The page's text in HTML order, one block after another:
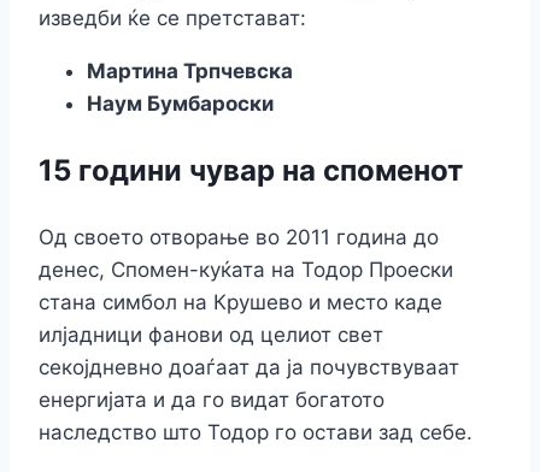
изведби ќе се претстават:
Мартина Трпчевска
Наум Бумбароски
15 години чувар на споменот
Од своето отворање во 2011 година до
денес, Спомен-куќата на Тодор Проески
стана симбол на Крушево и место каде
илјадници фанови од целиот свет
секојдневно доаѓаат да ја почувствуваат
енергијата и да го видат богатото
наследство што Тодор го остави зад себе.